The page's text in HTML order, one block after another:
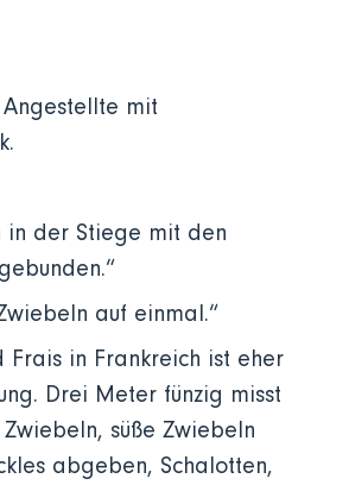
Angestellte mit
in der Stiege mit den
auf einmal.“
in Frankreich ist eher
Drei Meter fünzig misst
süße Zwiebeln
abgeben, Schalotten,